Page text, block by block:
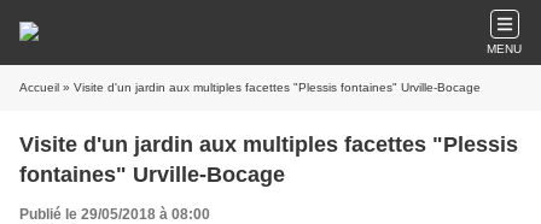
MENU
Accueil » Visite d'un jardin aux multiples facettes "Plessis fontaines" Urville-Bocage
Visite d'un jardin aux multiples facettes "Plessis
fontaines" Urville-Bocage
Publié le 29/05/2018 à 08:00